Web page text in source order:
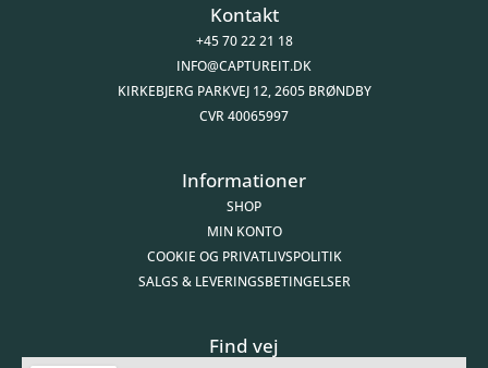
Kontakt
+45 70 22 21 18
INFO@CAPTUREIT.DK
KIRKEBJERG PARKVEJ 12, 2605 BRØNDBY
CVR 40065997
Informationer
SHOP
MIN KONTO
COOKIE OG PRIVATLIVSPOLITIK
SALGS & LEVERINGSBETINGELSER
Find vej